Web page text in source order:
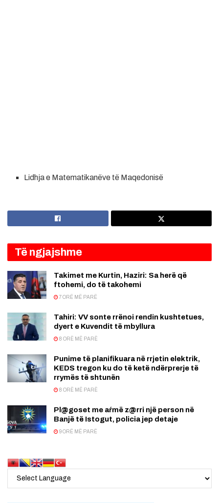
Lidhja e Matematikanëve të Maqedonisë
Të ngjajshme
Takimet me Kurtin, Haziri: Sa herë që
ftohemi, do të takohemi
7 ORË MË PARË
Tahiri: VV sonte rrënoi rendin kushtetues,
dyert e Kuvendit të mbyllura
8 ORË MË PARË
Punime të planifikuara në rrjetin elektrik,
KEDS tregon ku do të ketë ndërprerje të
rrymës të shtunën
8 ORË MË PARË
Pl@goset me aŕmë z@rri një person në
Banjë të Istogut, policia jep detaje
9 ORË MË PARË